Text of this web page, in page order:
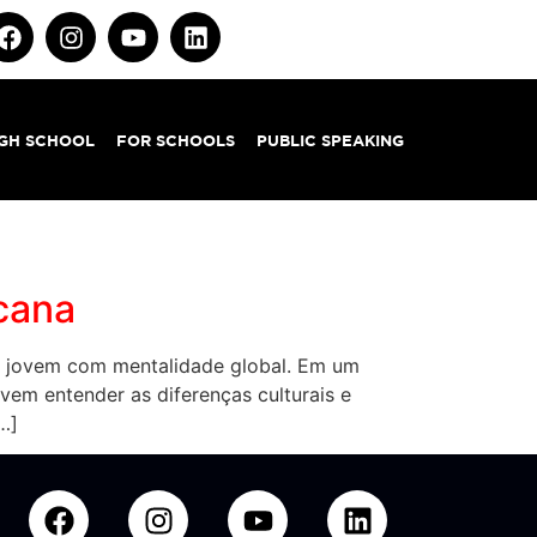
SCHOOL FOR SCHOOLS PUBLIC SPEAKING
com mentalidade global. Em um
entender as diferenças culturais e